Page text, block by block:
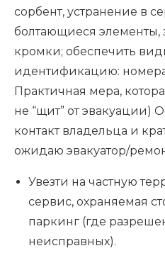
сорбент, устранение в
болтающиеся элементы,
кромки; обеспечить
идентификацию: номера
Практичная мера,
не “щит” от эвакуации)
контакт владельца и
ожидаю эвакуатор/
Увезти на частную
сервис, охраняемая
паркинг (где
неисправных).